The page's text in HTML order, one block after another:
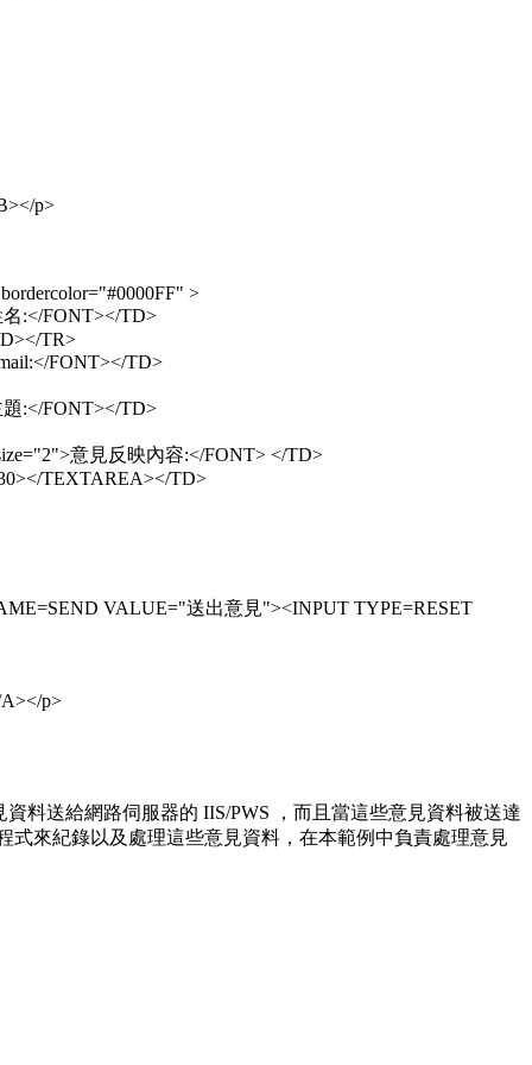
p>
>
:</FONT></TD>
TR>
FONT></TD>
:</FONT></TD>
意見反映內容:</FONT> </TD>
TEXTAREA></TD>
VALUE="送出意見"><INPUT TYPE=RESET
p>
資料送給網路伺服器的 IIS/PWS ，而且當這些意見資料被送達
式來紀錄以及處理這些意見資料，在本範例中負責處理意見